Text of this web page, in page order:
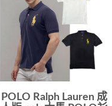
POLO Ralph Lauren 成